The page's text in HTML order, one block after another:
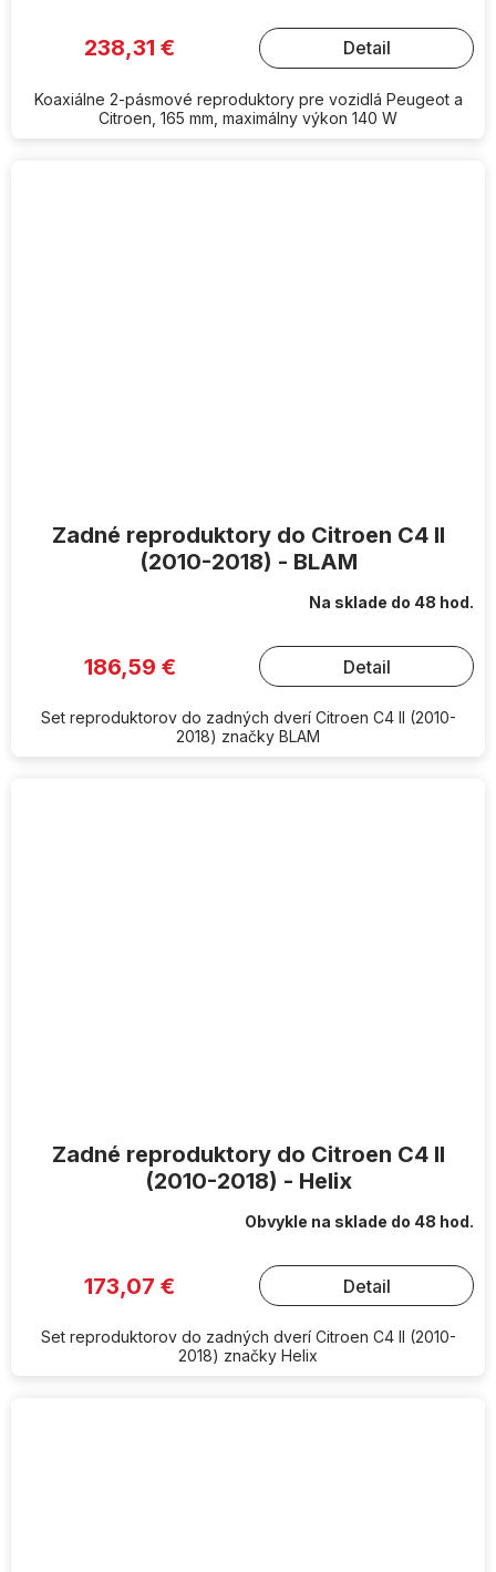
238,31 € Detail
Koaxiálne 2-pásmové reproduktory pre vozidlá Peugeot a
Citroen, 165 mm, maximálny výkon 140 W
Zadné reproduktory do Citroen C4 II
(2010-2018) - BLAM
Na sklade do 48 hod.
186,59 € Detail
Set reproduktorov do zadných dverí Citroen C4 II (2010-
2018) značky BLAM
Zadné reproduktory do Citroen C4 II
(2010-2018) - Helix
Obvykle na sklade do 48 hod.
173,07 € Detail
Set reproduktorov do zadných dverí Citroen C4 II (2010-
2018) značky Helix